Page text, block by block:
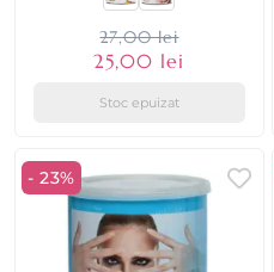
27,00 lei
25,00 lei
Stoc epuizat
- 23%